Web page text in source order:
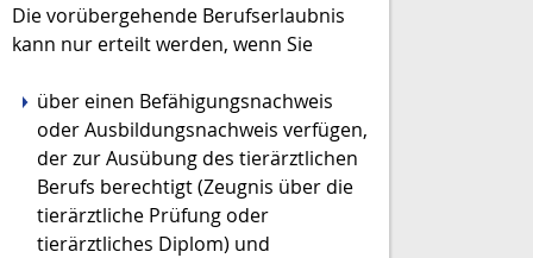
Die vorübergehende Berufserlaubnis
kann nur erteilt werden, wenn Sie
über einen Befähigungsnachweis
oder Ausbildungsnachweis verfügen,
der zur Ausübung des tierärztlichen
Berufs berechtigt(Zeugnis über die
tierärztliche Prüfung oder
tierärztliches Diplom) und